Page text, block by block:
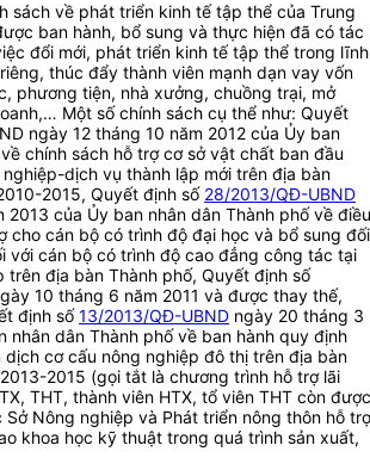
sách về phát triển kinh tế tập thể của Trung
ban hành, bổ sung và thực hiện đã có tác
đổi mới, phát triển kinh tế tập thể trong lĩnh
thúc đẩy thành viên mạnh dạn vay vốn
phương tiện, nhà xưởng, chuồng trại, mở
Một số chính sách cụ thể như: Quyết
ngày 12 tháng 10 năm 2012 của Ủy ban
chính sách hỗ trợ cơ sở vật chất ban đầu
dịch vụ thành lập mới trên địa bàn
2015, Quyết định số 28/2013/QĐ-UBND
2013 của Ủy ban nhân dân Thành phố về điều
cho cán bộ có trình độ đại học và bổ sung đối
với cán bộ có trình độ cao đẳng công tác tại
trên địa bàn Thành phố, Quyết định số
10 tháng 6 năm 2011 và được thay thế,
định số13/2013/QĐ-UBND ngày 20 tháng 3
nhân dân Thành phố về ban hành quy định
dịch cơ cấu nông nghiệp đô thị trên địa bàn
2015 (gọi tắt là chương trình hỗ trợ lãi
THT, thành viên HTX, tổ viên THT còn được
Nông nghiệp và Phát triển nông thôn hỗ trợ
khoa học kỹ thuật trong quá trình sản xuất,